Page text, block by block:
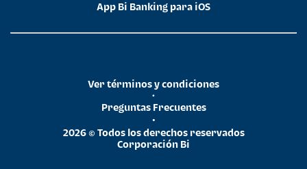
App Bi Banking para iOS
2026 © Todos los derechos reservados
Corporación Bi
•
Preguntas Frecuentes
•
Ver términos y condiciones